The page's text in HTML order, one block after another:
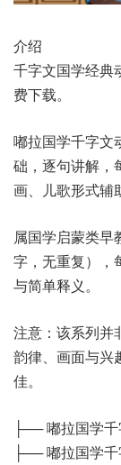
介绍
千字文国学经典
费下载。
嘟拉国学千字文
础，逐句讲解，
画、儿歌形式辅
属国学启蒙类早
字，无重复），
与简单释义。
注意：该系列并
韵律、画面与兴
佳。
├── 嘟拉国学
├── 嘟拉国学